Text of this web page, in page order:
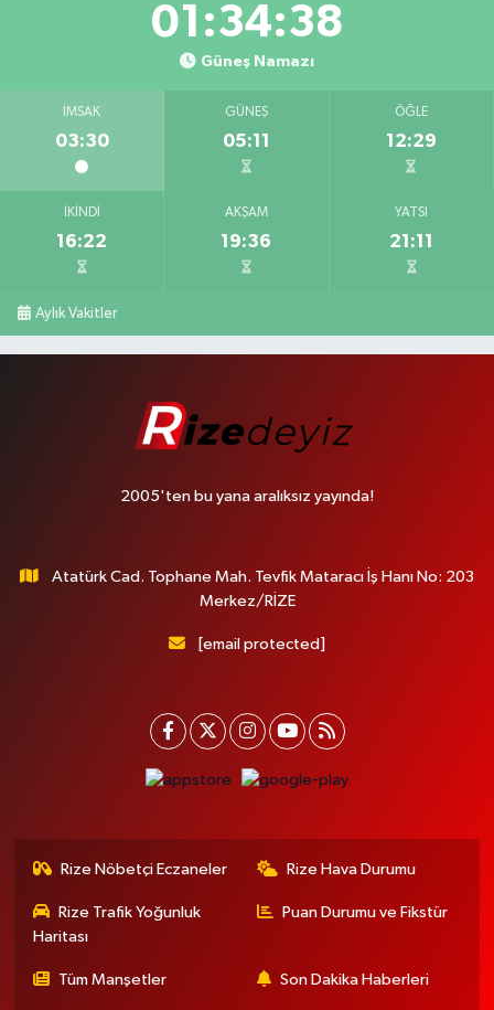
01:34:37
Güneş Namazı
İMSAK
03:30
GÜNEŞ
05:11
ÖĞLE
12:29
İKINDI
16:22
AKŞAM
19:36
YATSI
21:11
Aylık Vakitler
2005'ten bu yana aralıksız yayında!
Atatürk Cad. Tophane Mah. Tevfik Mataracı İş Hanı No: 203
Merkez/RİZE
[email protected]
Rize Nöbetçi Eczaneler Rize Hava Durumu
Rize Trafik Yoğunluk
Haritası
Puan Durumu ve Fikstür
Tüm Manşetler Son Dakika Haberleri